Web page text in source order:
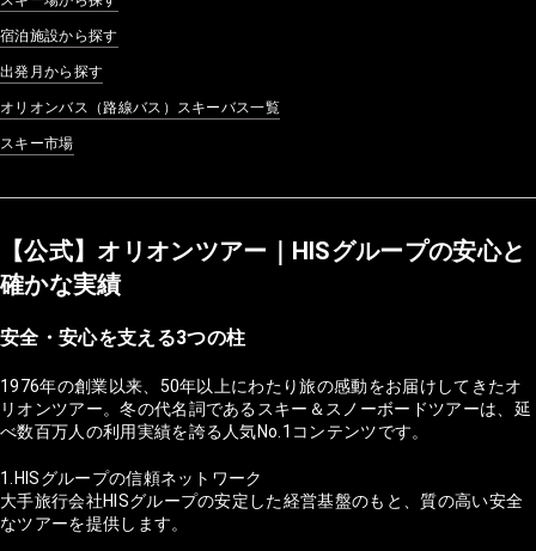
宿泊施設から探す
出発月から探す
オリオンバス（路線バス）スキーバス一覧
スキー市場
【公式】オリオンツアー｜HISグループの安心と
確かな実績
安全・安心を支える3つの柱
1976年の創業以来、50年以上にわたり旅の感動をお届けしてきたオ
リオンツアー。冬の代名詞であるスキー＆スノーボードツアーは、延
べ数百万人の利用実績を誇る人気No.1コンテンツです。
1.HISグループの信頼ネットワーク
大手旅行会社HISグループの安定した経営基盤のもと、質の高い安全
なツアーを提供します。